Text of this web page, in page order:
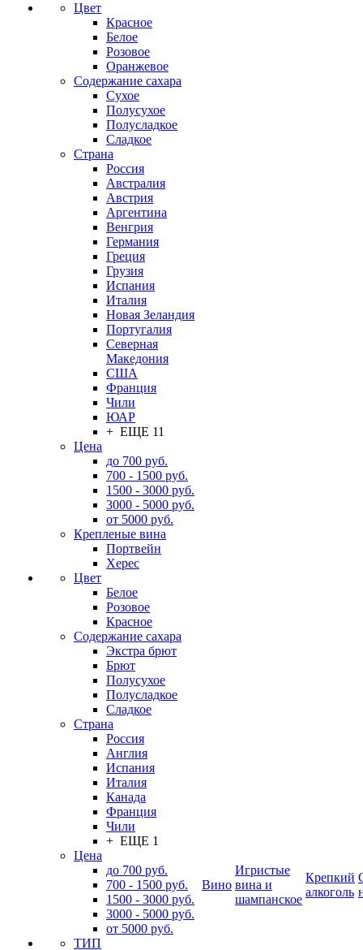
Цвет
Красное
Белое
Розовое
Оранжевое
Содержание сахара
Сухое
Полусухое
Полусладкое
Сладкое
Страна
Россия
Австралия
Австрия
Аргентина
Венгрия
Германия
Греция
Грузия
Испания
Италия
Новая Зеландия
Португалия
Северная
Македония
США
Франция
Чили
ЮАР
+ ЕЩЕ 11
Цена
до 700 руб.
700 - 1500 руб.
1500 - 3000 руб.
3000 - 5000 руб.
от 5000 руб.
Крепленые вина
Портвейн
Херес
Цвет
Белое
Розовое
Красное
Содержание сахара
Экстра брют
Брют
Полусухое
Полусладкое
Сладкое
Страна
Россия
Англия
Испания
Италия
Канада
Франция
Чили
+ ЕЩЕ 1
Цена
до 700 руб.
700 - 1500 руб.
1500 - 3000 руб.
3000 - 5000 руб.
от 5000 руб.
ТИП
Вино
Игристые
вина и
шампанское
Крепкий
алкоголь